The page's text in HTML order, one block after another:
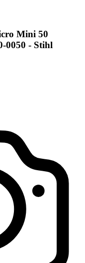
Mini 50
0050 - Stihl